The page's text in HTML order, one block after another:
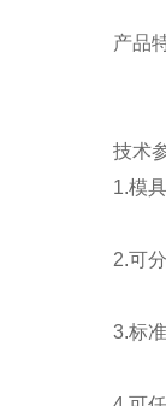
产品
技术
1.模
2.可
3.标